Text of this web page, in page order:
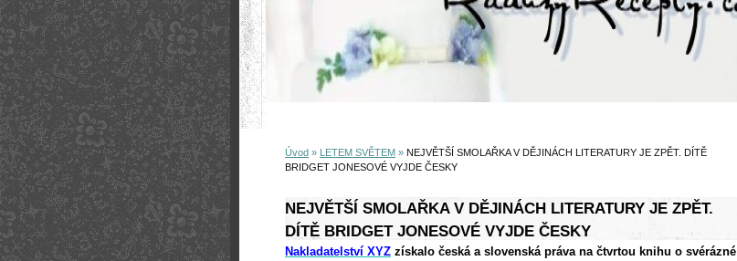
Úvod » LETEM SVĚTEM » NEJVĚTŠÍ SMOLAŘKA V DĚJINÁCH LITERATURY JE ZPĚT. DÍTĚ
BRIDGET JONESOVÉ VYJDE ČESKY
NEJVĚTŠÍ SMOLAŘKA V DĚJINÁCH LITERATURY JE ZPĚT.
DÍTĚ BRIDGET JONESOVÉ VYJDE ČESKY
Nakladatelství XYZ získalo česká a slovenská práva na čtvrtou knihu o svérázné